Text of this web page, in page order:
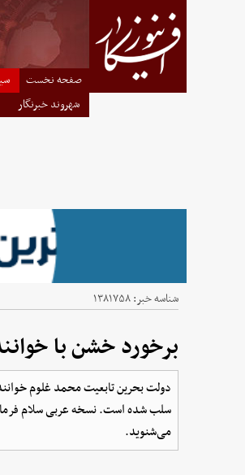
صفحه نخست
شهروند خبرنگار
شناسه خبر:۱۳۸۱۷۵۸
برخورد خشن با
سلب شده است. نسخه عربی سلام
می‌شنوید.